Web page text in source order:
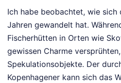
Ich habe beobachtet, wie
Jahren gewandelt hat.
Fischerhütten in Orten wie
gewissen Charme
Spekulationsobjekte. Der
Kopenhagener kann sich das